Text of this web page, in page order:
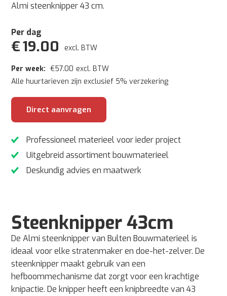
Almi steenknipper 43 cm.
Per dag
€19.00 excl. BTW
Per week: €57.00 excl. BTW
Alle huurtarieven zijn exclusief 5% verzekering
Direct aanvragen
Professioneel materieel voor ieder project
Uitgebreid assortiment bouwmaterieel
Deskundig advies en maatwerk
Steenknipper 43cm
De Almi steenknipper van Bulten Bouwmaterieel is
ideaal voor elke stratenmaker en doe-het-zelver. De
steenknipper maakt gebruik van een
hefboommechanisme dat zorgt voor een krachtige
knipactie. De knipper heeft een knipbreedte van 43